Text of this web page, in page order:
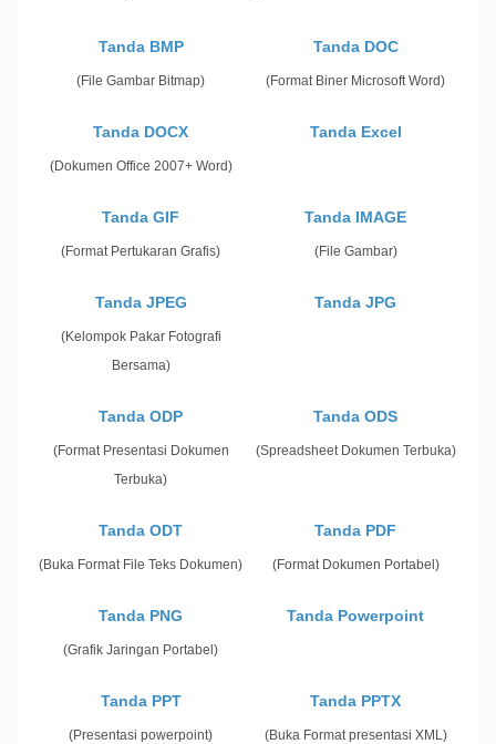
Tanda BMP
(File Gambar Bitmap)
Tanda DOC
(Format Biner Microsoft Word)
Tanda DOCX
(Dokumen Office 2007+ Word)
Tanda Excel
Tanda GIF
(Format Pertukaran Grafis)
Tanda IMAGE
(File Gambar)
Tanda JPEG
(Kelompok Pakar Fotografi
Bersama)
Tanda JPG
Tanda ODP
(Format Presentasi Dokumen
Terbuka)
Tanda ODS
(Spreadsheet Dokumen Terbuka)
Tanda ODT
(Buka Format File Teks Dokumen)
Tanda PDF
(Format Dokumen Portabel)
Tanda PNG
(Grafik Jaringan Portabel)
Tanda Powerpoint
Tanda PPT
(Presentasi powerpoint)
Tanda PPTX
(Buka Format presentasi XML)